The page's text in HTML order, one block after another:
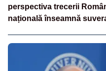
perspectiva trecerii
națională înseamnă